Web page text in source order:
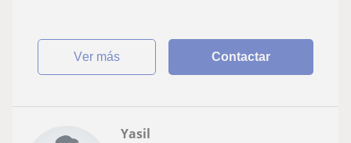
ver más Contactar
Yasil